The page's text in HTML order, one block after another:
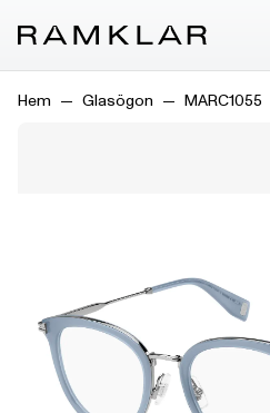
Hem Glasögon MARC1055